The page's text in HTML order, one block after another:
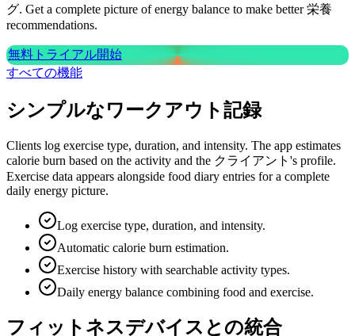
グ. Get a complete picture of energy balance to make better 栄養
recommendations.
無料トライアル開始
すべての機能
シンプルなワークアウト記録
Clients log exercise type, duration, and intensity. The app estimates
calorie burn based on the activity and the クライアント's profile.
Exercise data appears alongside food diary entries for a complete
daily energy picture.
Log exercise type, duration, and intensity.
Automatic calorie burn estimation.
Exercise history with searchable activity types.
Daily energy balance combining food and exercise.
フィットネスデバイスとの統合